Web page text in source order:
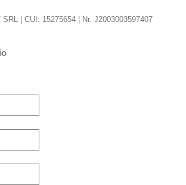
| CUI: 15275654 | Nr. J2003003597407